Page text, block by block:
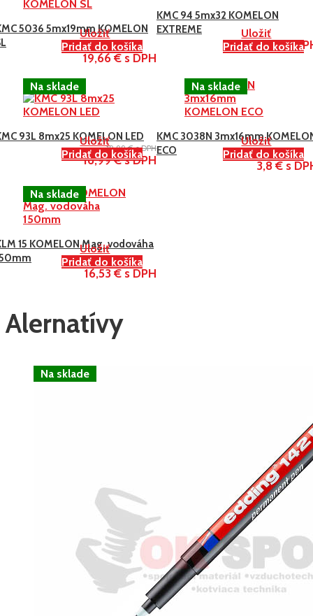
Uložiť
Pridať do košíka
5036 5mx19mm KOMELON
19,66 € s DPH
Uložiť
Pridať do košíka
KMC 94 5mx32 KOMELON
EXTREME
19,99 € s
-15%
Uložiť
Pridať do košíka
93L 8mx25 KOMELON LED
19,99 € s DPH
16,99 € s DPH
Uložiť
Pridať do košíka
KMC 3038N 3mx16mm
ECO
3,8 € s
Uložiť
Pridať do košíka
15 KOMELON Mag. vodováha
16,53 € s DPH
Alernatívy